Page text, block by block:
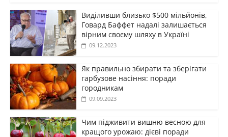
Виділивши близько $500 мільйонів,
Говард Баффет надалі залишається
вірним своєму шляху в Україні
09.12.2023
Як правильно збирати та зберігати
гарбузове насіння: поради
городникам
09.09.2023
Чим підживити вишню весною для
кращого урожаю: дієві поради